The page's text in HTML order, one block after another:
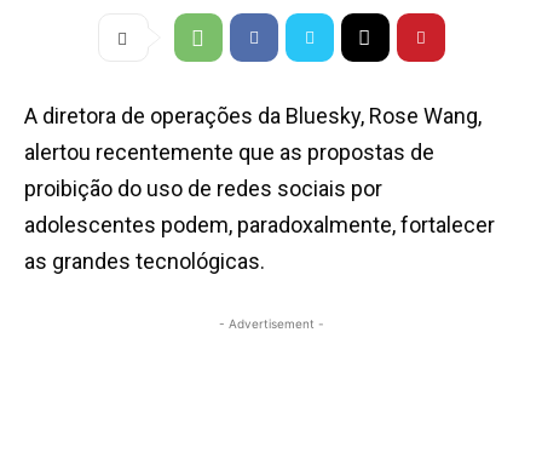
A diretora de operações da Bluesky, Rose Wang,
alertou recentemente que as propostas de
proibição do uso de redes sociais por
adolescentes podem, paradoxalmente, fortalecer
as grandes tecnológicas.
- Advertisement -